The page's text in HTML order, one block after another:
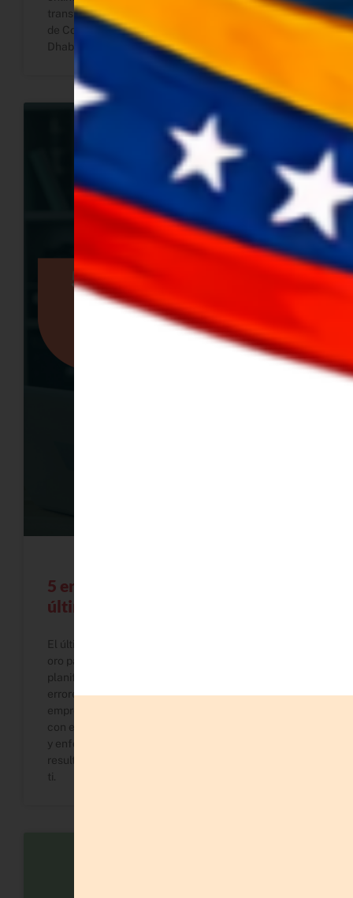
transformar tu vida profesional. Conoce la historia
de Conecta, que nació en Dubái, creció en Abu
Dhabi y ahora llega a Barquisimeto.
5 errores que debes evitar en el
último trimestre del año
El último trimestre del año puede ser una mina de
oro para tu negocio… o una fuente de caos si no lo
planificas bien. En este artículo te comparto los 5
errores más comunes que cometen las
emprendedoras al cerrar el año, y cómo evitarlos
con estrategias prácticas, herramientas adaptadas
y enfoque claro. Si quieres terminar diciembre con
resultados reales y sin agotarte, este post es para
ti.